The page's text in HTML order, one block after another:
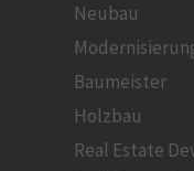
Neubau
Baumeister
Holzbau
Real Estate